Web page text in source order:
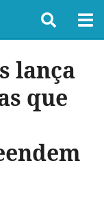
lança
que